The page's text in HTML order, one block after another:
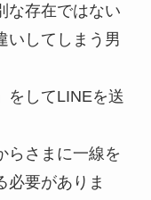
な存在ではない
いしてしまう男
をしてLINEを送
らさまに一線を
必要がありま